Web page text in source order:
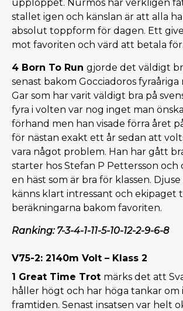
upploppet. Nurmos har verkligen
stallet igen och känslan är att alla
absolut toppform för dagen. Ett
mot favoriten och värd att betala för.
4 Born To Run gjorde det väldigt
senast bakom Gocciadoros
Gar som har varit väldigt bra på
fyra i volten var nog inget man
förhand men han visade förra året
för nästan exakt ett år sedan att
vara något problem. Han har gått
starter hos Stefan P Pettersson och
en häst som är bra för klassen.
känns klart intressant och ekipaget
beräkningarna bakom favoriten.
Ranking: 7-3-4-1-11-5-10-12-2-9-6-8
V75-2: 2140m Volt – Klass 2
1 Great Time Trot märks det att
håller högt och har höga tankar om
framtiden. Senast insatsen var helt